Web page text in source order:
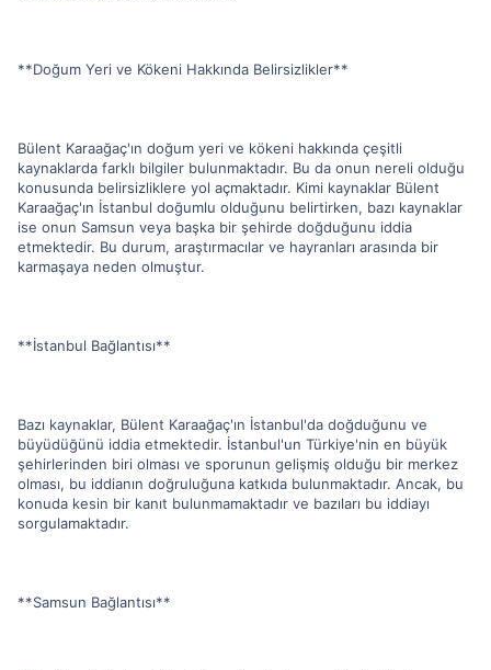
**Doğum Yeri ve Kökeni Hakkında Belirsizlikler**
Bülent Karaağaç'ın doğum yeri ve kökeni hakkında çeşitli
kaynaklarda farklı bilgiler bulunmaktadır. Bu da onun nereli olduğu
konusunda belirsizliklere yol açmaktadır. Kimi kaynaklar Bülent
Karaağaç'ın İstanbul doğumlu olduğunu belirtirken, bazı kaynaklar
ise onun Samsun veya başka bir şehirde doğduğunu iddia
etmektedir. Bu durum, araştırmacılar ve hayranları arasında bir
karmaşaya neden olmuştur.
**İstanbul Bağlantısı**
Bazı kaynaklar, Bülent Karaağaç'ın İstanbul'da doğduğunu ve
büyüdüğünü iddia etmektedir. İstanbul'un Türkiye'nin en büyük
şehirlerinden biri olması ve sporunun gelişmiş olduğu bir merkez
olması, bu iddianın doğruluğuna katkıda bulunmaktadır. Ancak, bu
konuda kesin bir kanıt bulunmamaktadır ve bazıları bu iddiayı
sorgulamaktadır.
**Samsun Bağlantısı**